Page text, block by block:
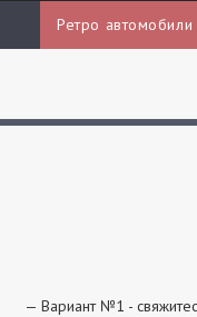
Ретро автомобили
Вариант №1 -